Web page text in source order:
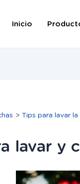
Inicio
Tips para lavar la
lavar y